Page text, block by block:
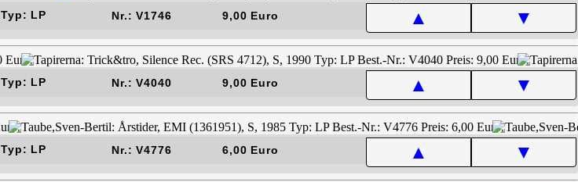
Typ: LP Nr.: V1746 9,00 Euro ▲ ▼
Typ: LP Nr.: V4040 9,00 Euro ▲ ▼
Typ: LP Nr.: V4776 6,00 Euro ▲ ▼